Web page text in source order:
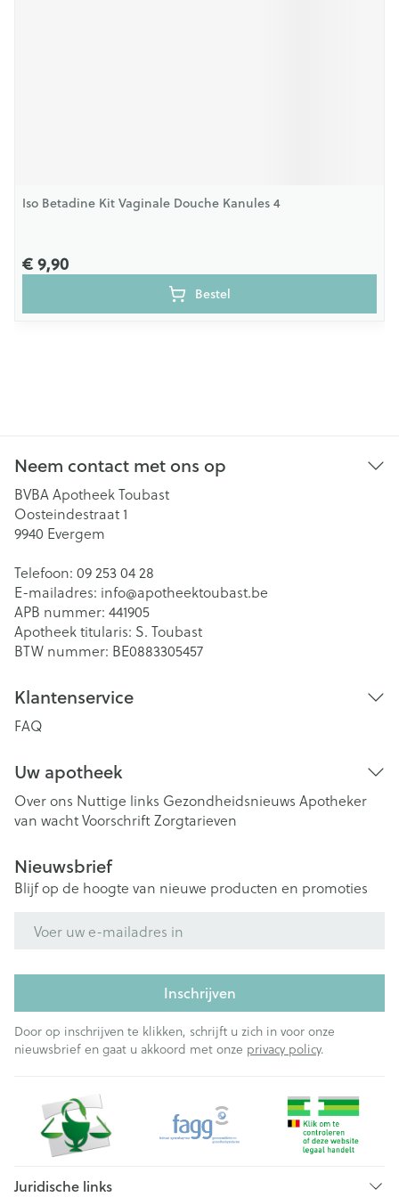
Iso Betadine Kit Vaginale Douche Kanules 4
€ 9,90
Bestel
Neem contact met ons op
BVBA Apotheek Toubast
Oosteindestraat 1
9940 Evergem
Telefoon: 09 253 04 28
E-mailadres: info@apotheektoubast.be
APB nummer: 441905
Apotheek titularis: S. Toubast
BTW nummer: BE0883305457
Klantenservice
FAQ
Uw apotheek
Over ons Nuttige links Gezondheidsnieuws Apotheker
van wachtVoorschriftZorgtarieven
Nieuwsbrief
Blijf op de hoogte van nieuwe producten en promoties
Inschrijven
Door op inschrijven te klikken, schrijft u zich in voor onze
nieuwsbrief en gaat u akkoord met onze privacy policy.
Juridische links